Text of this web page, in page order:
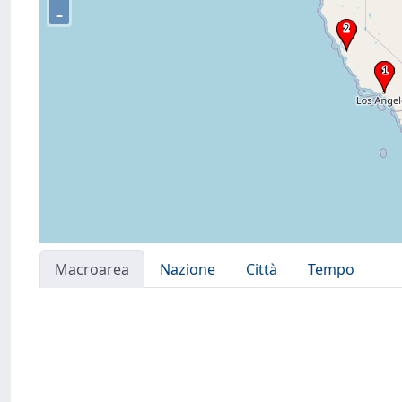
–
Macroarea Nazione Città Tempo